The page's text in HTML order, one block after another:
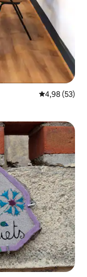
4,98 av 5 i
4,98 (53)